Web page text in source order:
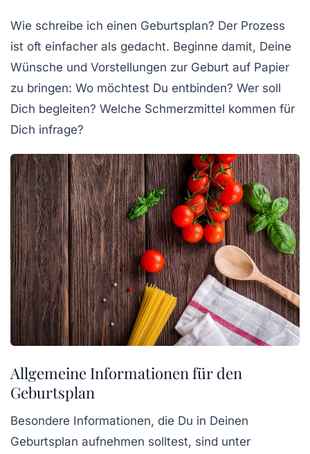
Wie schreibe ich einen Geburtsplan? Der Prozess
ist oft einfacher als gedacht. Beginne damit, Deine
Wünsche und Vorstellungen zur Geburt auf Papier
zu bringen: Wo möchtest Du entbinden? Wer soll
Dich begleiten? Welche Schmerzmittel kommen für
Dich infrage?
Allgemeine Informationen für den
Geburtsplan
Besondere Informationen, die Du in Deinen
Geburtsplan aufnehmen solltest, sind unter